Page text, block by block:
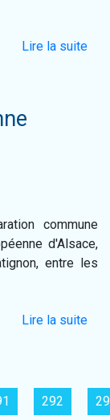
Lire la suite
commune
d'Alsace,
entre les
Lire la suite
292